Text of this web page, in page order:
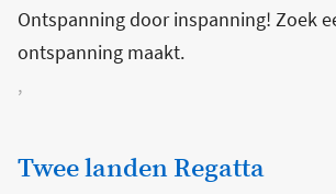
Ontspanning door inspanning! Zoek
ontspanning maakt.
,
Twee landen Regatta